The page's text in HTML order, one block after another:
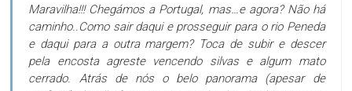
Maravilha!!! Chegámos a Portugal, mas…e agora? Não há
caminho..Como sair daqui e prosseguir para o rio Peneda
e daqui para a outra margem? Toca de subir e descer
pela encosta agreste vencendo silvas e algum mato
cerrado. Atrás de nós o belo panorama (apesar de